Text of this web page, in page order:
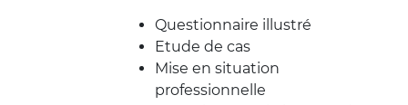
Questionnaire illustré
Etude de cas
Mise en situation
professionnelle